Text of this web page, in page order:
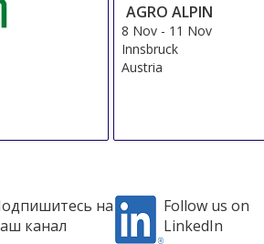
AGRO ALPIN
8 Nov - 11 Nov
Innsbruck
Austria
на
канал
Follow us on
LinkedIn